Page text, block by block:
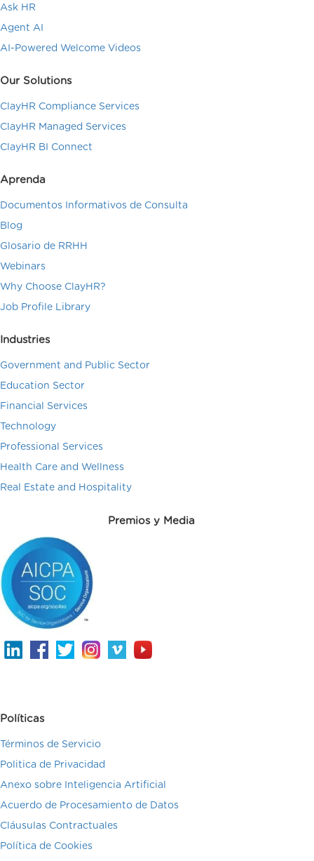
Ask HR
Agent AI
AI-Powered Welcome Videos
Our Solutions
ClayHR Compliance Services
ClayHR Managed Services
ClayHR BI Connect
Aprenda
Documentos Informativos de Consulta
Blog
Glosario de RRHH
Webinars
Why Choose ClayHR?
Job Profile Library
Industries
Government and Public Sector
Education Sector
Financial Services
Technology
Professional Services
Health Care and Wellness
Real Estate and Hospitality
Premios y Media
Políticas
Términos de Servicio
Politica de Privacidad
Anexo sobre Inteligencia Artificial
Acuerdo de Procesamiento de Datos
Cláusulas Contractuales
Política de Cookies